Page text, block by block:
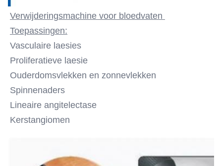
Verwijderingsmachine voor bloedvaten
Toepassingen:
Vasculaire laesies
Proliferatieve laesie
Ouderdomsvlekken en zonnevlekken
Spinnenaders
Lineaire angitelectase
Kerstangiomen